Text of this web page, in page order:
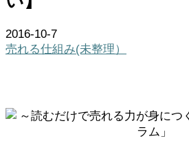
2016-10-7
売れる仕組み(未整理）